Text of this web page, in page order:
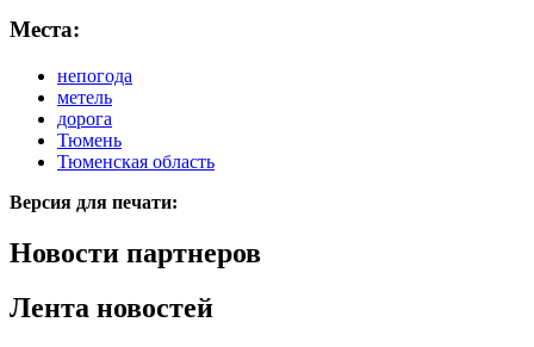
Места:
непогода
метель
дорога
Тюмень
Тюменская область
Версия для печати:
Новости партнеров
Лента новостей